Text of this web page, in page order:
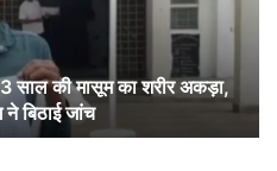
साल की मासूम का शरीर अकड़ा,
ने बिठाई जांच